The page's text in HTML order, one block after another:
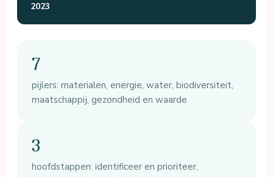
2023
7
pijlers: materialen, energie, water, biodiversiteit,
maatschappij, gezondheid en waarde
3
hoofdstappen: identificeer en prioriteer,